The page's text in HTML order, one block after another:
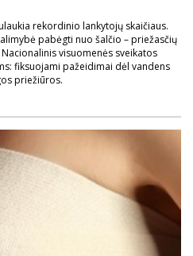
rekordinio lankytojų skaičiaus.
pabėgti nuo šalčio – priežasčių
visuomenės sveikatos
fiksuojami pažeidimai dėl vandens
priežiūros.